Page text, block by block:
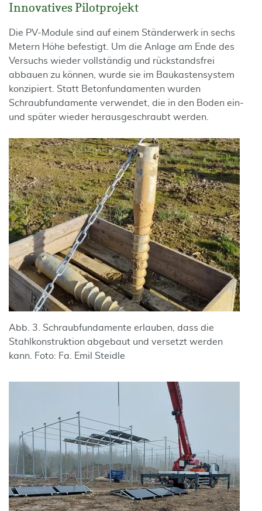
Innovatives Pilotprojekt
Die PV-Module sind auf einem Ständerwerk in sechs
Metern Höhe befestigt. Um die Anlage am Ende des
Versuchs wieder vollständig und rückstandsfrei
abbauen zu können, wurde sie im Baukastensystem
konzipiert. Statt Betonfundamenten wurden
Schraubfundamente verwendet, die in den Boden ein-
und später wieder herausgeschraubt werden.
Abb. 3. Schraubfundamente erlauben, dass die
Stahlkonstruktion abgebaut und versetzt werden
kann. Foto: Fa. Emil Steidle